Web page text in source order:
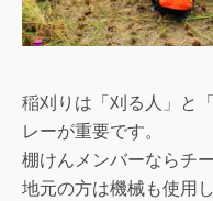
稲刈りは「刈る人」と
レーが重要です。
棚けんメンバーならチ
地元の方は機械も使用